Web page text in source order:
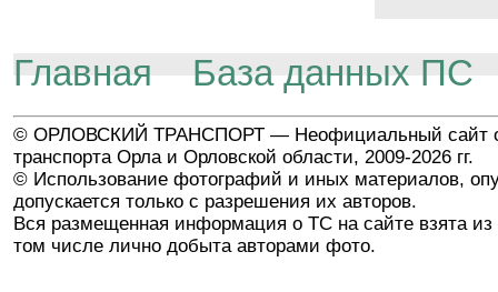
Главная База данных ПС
© ОРЛОВСКИЙ ТРАНСПОРТ — Неофициальный сайт
транспорта Орла и Орловской области, 2009-2026 гг.
© Использование фотографий и иных материалов,
допускается только с разрешения их авторов.
Вся размещенная информация о ТС на сайте взята из
том числе лично добыта авторами фото.